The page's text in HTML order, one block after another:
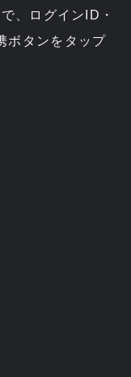
、ログインID・
ボタンをタップ